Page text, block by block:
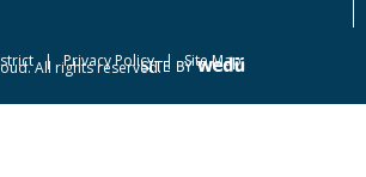
|Privacy Policy| Site Map
All rights reserved.